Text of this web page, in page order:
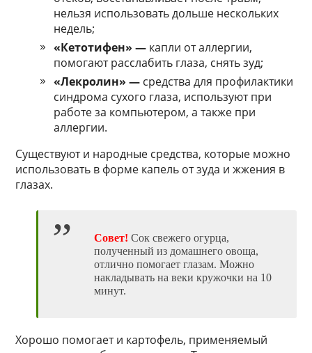
нельзя использовать дольше нескольких
недель;
«Кетотифен» — капли от аллергии,
помогают расслабить глаза, снять зуд;
«Лекролин» — средства для профилактики
синдрома сухого глаза, используют при
работе за компьютером, а также при
аллергии.
Существуют и народные средства, которые можно
использовать в форме капель от зуда и жжения в
глазах.
Совет! Сок свежего огурца,
полученный из домашнего овоща,
отлично помогает глазам. Можно
накладывать на веки кружочки на 10
минут.
Хорошо помогает и картофель, применяемый